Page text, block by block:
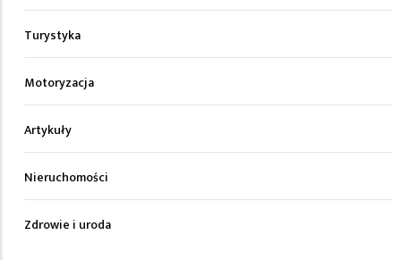
Turystyka
Motoryzacja
Artykuły
Nieruchomości
Zdrowie i uroda